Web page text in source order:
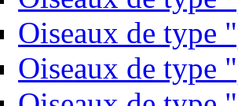
Oiseaux de type
Oiseaux de type